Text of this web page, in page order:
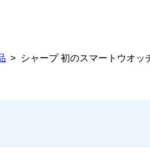
シャープ 初のスマートウオ